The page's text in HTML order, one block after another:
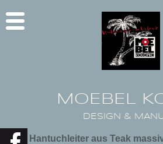
MOEBEL
DESIGN &
Hantuchleiter aus Teak